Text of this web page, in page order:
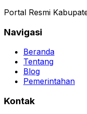
Portal Resmi
Navigasi
Beranda
Tentang
Blog
Pemerintahan
Kontak